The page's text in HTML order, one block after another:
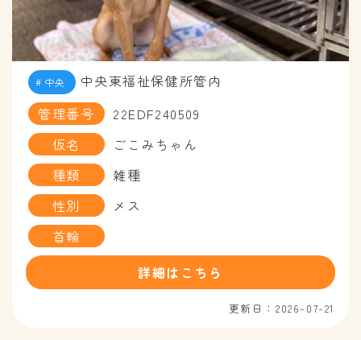
中央
中央東福祉保健所管内
管理番号
22EDF240509
仮名
ごこみちゃん
種類
雑種
性別
メス
首輪
詳細はこちら
更新日：2026-07-21